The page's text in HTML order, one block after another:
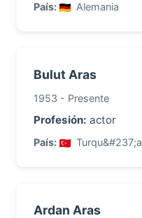
País: Alemania
Bulut Aras
1953 - Presente
Profesión: actor
País: Turqu&#237;a
Ardan Aras